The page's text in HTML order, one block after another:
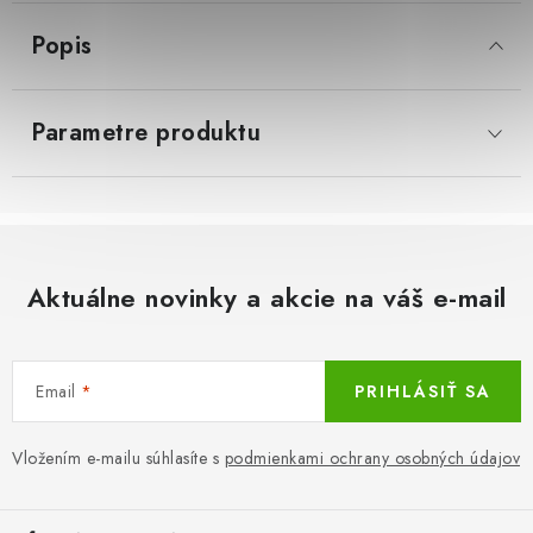
LacnoBlog
Dopravné a Platby
Vratky a Reklamácie
Obchodné podmienky
Ochrana osobných údajov
Popis
Parametre produktu
Aktuálne novinky a akcie na váš e-mail
Email
Vložením e-mailu súhlasíte s podmienkami ochrany osobných údajov
PRIHLÁSIŤ SA